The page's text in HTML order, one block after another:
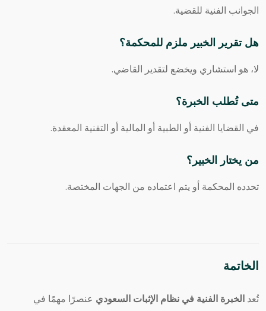
الجوانب الفنية للقضية.
هل تقرير الخبير ملزم للمحكمة؟
لا، هو استشاري ويخضع لتقدير القاضي.
متى تُطلب الخبرة؟
في القضايا الفنية أو الطبية أو المالية أو التقنية المعقدة.
من يختار الخبير؟
تحدده المحكمة أو يتم اعتماده من الجهات المختصة.
الخاتمة
تُعد الخبرة الفنية في نظام الإثبات السعودي عنصرًا مهمًا في